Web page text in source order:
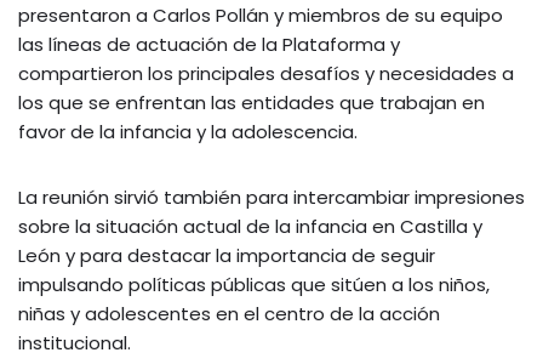
presentaron a Carlos Pollán y miembros de su equipo
las líneas de actuación de la Plataforma y
compartieron los principales desafíos y necesidades a
los que se enfrentan las entidades que trabajan en
favor de la infancia y la adolescencia.
La reunión sirvió también para intercambiar impresiones
sobre la situación actual de la infancia en Castilla y
León y para destacar la importancia de seguir
impulsando políticas públicas que sitúen a los niños,
niñas y adolescentes en el centro de la acción
institucional.